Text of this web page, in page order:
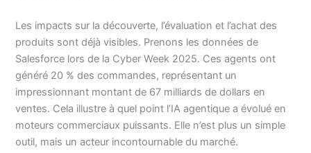
Les impacts sur la découverte, l’évaluation et l’achat des
produits sont déjà visibles. Prenons les données de
Salesforce lors de la Cyber Week 2025. Ces agents ont
généré 20 % des commandes, représentant un
impressionnant montant de 67 milliards de dollars en
ventes. Cela illustre à quel point l’IA agentique a évolué en
moteurs commerciaux puissants. Elle n’est plus un simple
outil, mais un acteur incontournable du marché.